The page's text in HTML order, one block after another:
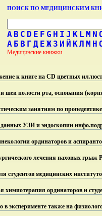
ПОИСК ПО МЕДИЦИНСКИМ
A B C D E F G H I J K L M N
А Б В Г Д Е Ж З И Й КЛ М Н
Медицинские книжки
к книге на CD цветных
шеи полости рта, основания
занятиям по
УЗИ и эндоскопии инфо.
ординаторов и
лечения паховых
студентов медицинских
ординаторов и
в эксперименте также на